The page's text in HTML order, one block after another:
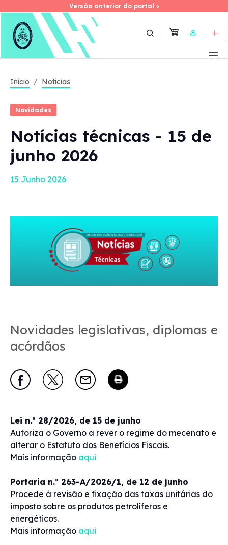
Skip
Versão anterior do portal >
Versão anterior do portal >
User
Início Notícias
Novidades
Notícias técnicas - 15 de
junho 2026
15 Junho 2026
Novidades legislativas, diplomas e
acórdãos
Lei n.º 28/2026, de 15 de junho
Autoriza o Governo a rever o regime do mecenato e
alterar o Estatuto dos Benefícios Fiscais.
Mais informação aqui
Portaria n.º 263-A/2026/1, de 12 de junho
Procede à revisão e fixação das taxas unitárias do
imposto sobre os produtos petrolíferos e
energéticos.
Mais informação aqui